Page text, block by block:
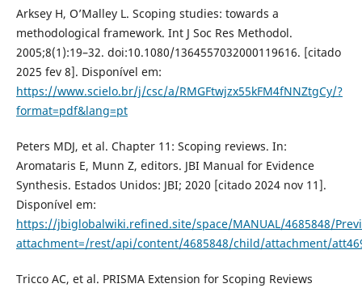
Arksey H, O’Malley L. Scoping studies: towards a
methodological framework. Int J Soc Res Methodol.
2005;8(1):19–32. doi:10.1080/1364557032000119616. [citado
2025 fev 8]. Disponível em:
https://www.scielo.br/j/csc/a/RMGFtwjzx55kFM4fNNZtgCy/?
format=pdf&lang=pt
Peters MDJ, et al. Chapter 11: Scoping reviews. In:
Aromataris E, Munn Z, editors. JBI Manual for Evidence
Synthesis. Estados Unidos: JBI; 2020 [citado 2024 nov 11].
Disponível em:
https://jbiglobalwiki.refined.site/space/MANUAL/4685848/
attachment=/rest/api/content/4685848/child/attachment/
Tricco AC, et al. PRISMA Extension for Scoping Reviews